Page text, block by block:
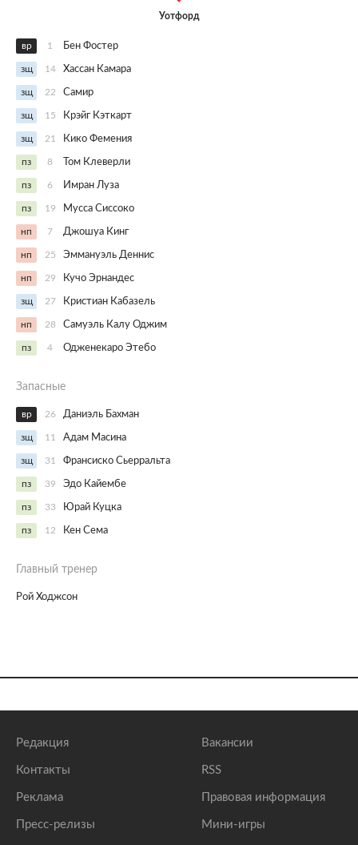
Уотфорд
вр 1 Бен Фостер
зщ 14 Хассан Камара
зщ 22 Самир
зщ 15 Крэйг Кэткарт
зщ 21 Кико Фемения
пз 8 Том Клеверли
пз 6 Имран Луза
пз 19 Мусса Сиссоко
нп 7 Джошуа Кинг
нп 25 Эммануэль Деннис
нп 29 Кучо Эрнандес
зщ 27 Кристиан Кабазель
нп 28 Самуэль Калу Оджим
пз 4 Одженекаро Этебо
Запасные
вр 26 Даниэль Бахман
зщ 11 Адам Масина
зщ 31 Франсиско Сьерральта
пз 39 Эдо Кайембе
пз 33 Юрай Куцка
пз 12 Кен Сема
Главный тренер
Рой Ходжсон
Редакция
Контакты
Реклама
Пресс-релизы
Вакансии
RSS
Правовая информация
Мини-игры